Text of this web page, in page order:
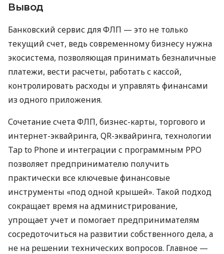
Вывод
Банковский сервис для ФЛП — это не только
текущий счет, ведь современному бизнесу нужна
экосистема, позволяющая принимать безналичные
платежи, вести расчеты, работать с кассой,
контролировать расходы и управлять финансами
из одного приложения.
Сочетание счета ФЛП, бизнес-карты, торгового и
интернет-эквайринга, QR-эквайринга, технологии
Tap to Phone и интеграции с программным РРО
позволяет предпринимателю получить
практически все ключевые финансовые
инструменты «под одной крышей». Такой подход
сокращает время на администрирование,
упрощает учет и помогает предпринимателям
сосредоточиться на развитии собственного дела, а
не на решении технических вопросов. Главное —